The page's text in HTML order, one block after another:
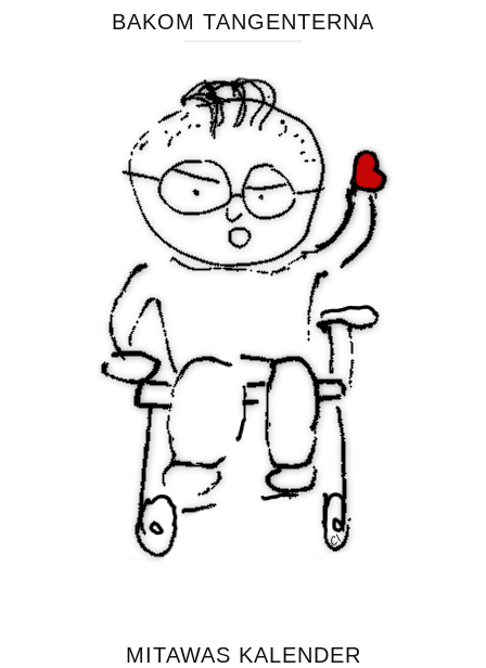
BAKOM TANGENTERNA
MITAWAS KALENDER